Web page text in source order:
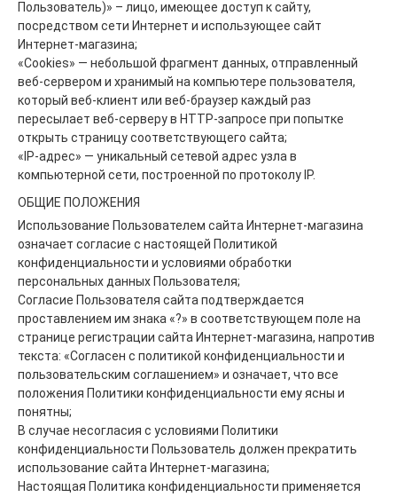
Пользователь)» – лицо, имеющее доступ к сайту,
посредством сети Интернет и использующее сайт
Интернет-магазина;
«Cookies» — небольшой фрагмент данных, отправленный
веб-сервером и хранимый на компьютере пользователя,
который веб-клиент или веб-браузер каждый раз
пересылает веб-серверу в HTTP-запросе при попытке
открыть страницу соответствующего сайта;
«IP-адрес» — уникальный сетевой адрес узла в
компьютерной сети, построенной по протоколу IP.
ОБЩИЕ ПОЛОЖЕНИЯ
Использование Пользователем сайта Интернет-магазина
означает согласие с настоящей Политикой
конфиденциальности и условиями обработки
персональных данных Пользователя;
Согласие Пользователя сайта подтверждается
проставлением им знака «?» в соответствующем поле на
странице регистрации сайта Интернет-магазина, напротив
текста: «Согласен с политикой конфиденциальности и
пользовательским соглашением» и означает, что все
положения Политики конфиденциальности ему ясны и
понятны;
В случае несогласия с условиями Политики
конфиденциальности Пользователь должен прекратить
использование сайта Интернет-магазина;
Настоящая Политика конфиденциальности применяется